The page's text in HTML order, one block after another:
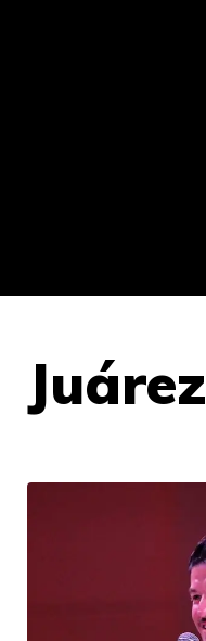
Juárez